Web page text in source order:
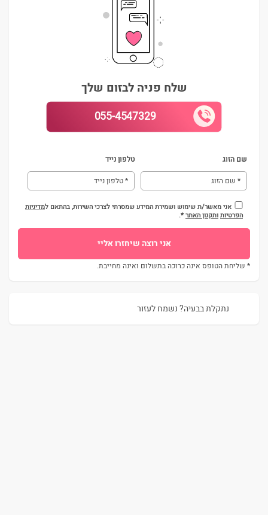
שלח פניה לבזום שלך
055-4547329
שם הזוג טלפון נייד
אני מאשר/ת שימוש ושמירת המידע שמסרתי לצרכי השירות, בהתאם למדיניות
הפרטיותותקנון האתר*.
* שליחת הטופס אינה כרוכה בתשלום ואינה מחייבת.
נתקלת בבעיה? נשמח לעזור